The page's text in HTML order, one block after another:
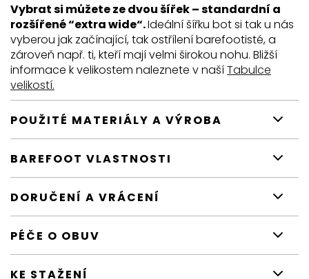
Vybrat si můžete ze dvou šířek – standardní a
rozšířené “extra wide“.Ideální šířku bot si tak u nás
vyberou jak začínající, tak ostřílení barefootisté, a
zároveň např. ti, kteří mají velmi širokou nohu. Bližší
informace k velikostem naleznete v našíTabulce
velikostí.
POUŽITÉ MATERIÁLY A VÝROBA
BAREFOOT VLASTNOSTI
DORUČENÍ A VRÁCENÍ
PÉČE O OBUV
KE STAŽENÍ